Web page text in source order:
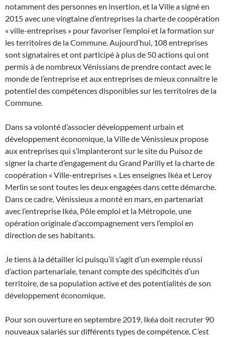
notamment des personnes en insertion, et la Ville a signé en
2015 avec une vingtaine d’entreprises la charte de coopération
« ville-entreprises » pour favoriser l’emploi et la formation sur
les territoires de la Commune. Aujourd’hui, 108 entreprises
sont signataires et ont participé à plus de 50 actions qui ont
permis à de nombreux Vénissians de prendre contact avec le
monde de l’entreprise et aux entreprises de mieux connaître le
potentiel des compétences disponibles sur les territoires de la
Commune.
Dans sa volonté d’associer développement urbain et
développement économique, la Ville de Vénissieux propose
aux entreprises qui s’implanteront sur le site du Puisoz de
signer la charte d’engagement du Grand Parilly et la charte de
coopération « Ville-entreprises ». Les enseignes Ikéa et Leroy
Merlin se sont toutes les deux engagées dans cette démarche.
Dans ce cadre, Vénissieux a monté en mars, en partenariat
avec l’entreprise Ikéa, Pôle emploi et la Métropole, une
opération originale d’accompagnement vers l’emploi en
direction de ses habitants.
Je tiens à la détailler ici puisqu’il s’agit d’un exemple réussi
d’action partenariale, tenant compte des spécificités d’un
territoire, de sa population active et des potentialités de son
développement économique.
Pour son ouverture en septembre 2019, Ikéa doit recruter 90
nouveaux salariés sur différents types de compétence. C’est